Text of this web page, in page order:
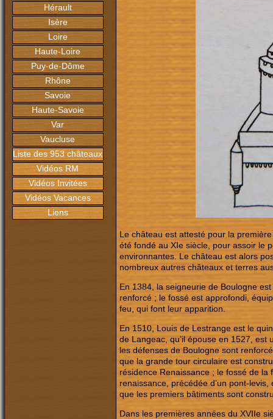
Hérault
Isère
Loire
Haute-Loire
Puy-de-Dôme
Rhône
Savoie
Haute-Savoie
Var
Vaucluse
Liste des 953 châteaux
Vidéos RM
Vidéos Invitées
Vidéos Vacances
Liens
Le château est attesté pour la
été fondé au XIe siècle, pour assoir le
environnantes. Le château est alors
nombreux autres châteaux et terres
En 1384, la seigneurie de Boulogne
renforcé ; le fossé est approfondi,
feu, qui font leur apparition.
En 1510, Louis de Lestrange est le
de Langeac, qu’il épouse en 1527,
les défenses de Boulogne sont
que la grande tour circulaire est
résidence Renaissance ; le fossé de
renaissance, précédée d’un pont-
que les premiers bâtiments sont
Dans les premières années du XVIIe